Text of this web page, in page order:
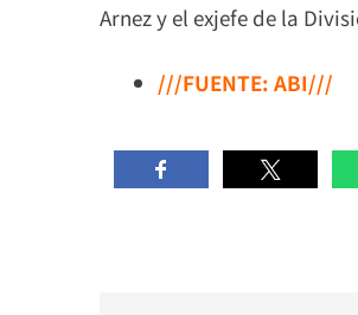
Arnez y el exjefe de la
///FUENTE: ABI///